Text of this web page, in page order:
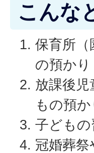
こんな
保育所
の預かり
放課後
もの預か
子ども
冠婚葬